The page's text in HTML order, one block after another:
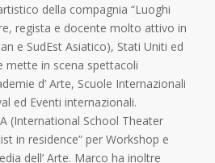
della compagnia “Luoghi
regista e docente molto attivo in
e SudEst Asiatico), Stati Uniti ed
mette in scena spettacoli
d’ Arte, Scuole Internazionali
ed Eventi internazionali.
(International School Theater
in residence” per Workshop e
dell’ Arte. Marco ha inoltre